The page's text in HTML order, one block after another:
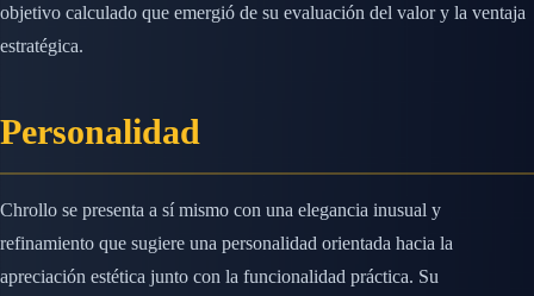
objetivo calculado que emergió de su evaluación del valor y la ventaja
estratégica.
Personalidad
Chrollo se presenta a sí mismo con una elegancia inusual y
refinamiento que sugiere una personalidad orientada hacia la
apreciación estética junto con la funcionalidad práctica. Su